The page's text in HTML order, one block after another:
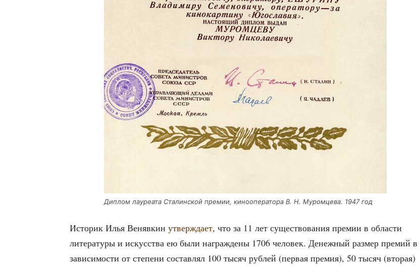
Диплом лау­ре­а­та Ста­лин­ской пре­мии, кино­опе­ра­то­ра В. Н. Муром­це­ва. 1947 год
Исто­рик Илья Веняв­кин утвер­жда­ет, что за 11 лет суще­ство­ва­ния пре­мии в обла­сти
лите­ра­ту­ры и искус­ства ею были награж­де­ны 1706 чело­век. Денеж­ный раз­мер пре­мий в
зави­си­мо­сти от сте­пе­ни состав­лял 100 тысяч руб­лей (пер­вая пре­мия), 50 тысяч (вто­рая)